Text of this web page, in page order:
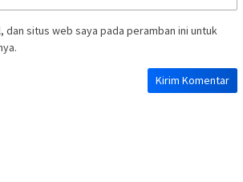
dan situs web saya pada peramban ini untuk